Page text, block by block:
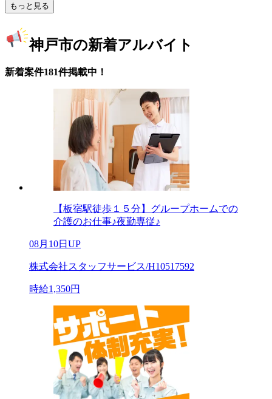
もっと見る
神戸市の新着アルバイト
新着案件181件掲載中！
【板宿駅徒歩１５分】グループホームでの
介護のお仕事♪夜勤専従♪
08月10日UP
株式会社スタッフサービス/H10517592
時給1,350円